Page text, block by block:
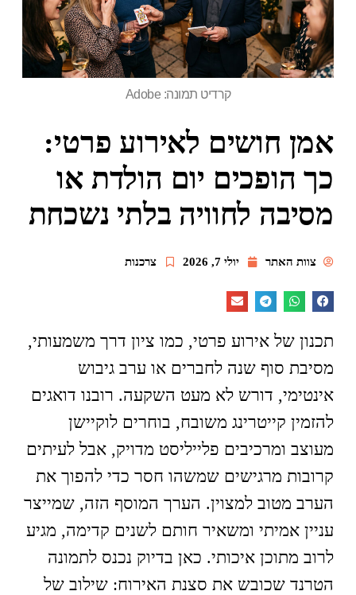
קרדיט תמונה: Adobe
אמן חושים לאירוע פרטי:
כך הופכים יום הולדת או
מסיבה לחוויה בלתי נשכחת
צוות האתר יולי 7, 2026 צרכנות
תכנון של אירוע פרטי, כמו ציון דרך משמעותי,
מסיבת סוף שנה לחברים או ערב גיבוש
אינטימי, דורש לא מעט השקעה. רובנו דואגים
להזמין קייטרינג משובח, בוחרים לוקיישן
מעוצב ומרכיבים פלייליסט מדויק, אבל לעיתים
קרובות מרגישים שמשהו חסר כדי להפוך את
הערב מטוב למצוין. הערך המוסף הזה, שמייצר
עניין אמיתי ומשאיר חותם לשנים קדימה, מגיע
לרוב מתוכן איכותי. כאן בדיוק נכנס לתמונה
הטרנד שכובש את סצנת האירוח: שילוב של